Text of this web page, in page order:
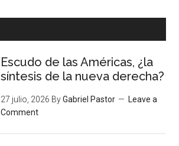
Escudo de las Américas, ¿la
síntesis de la nueva derecha?
27 julio, 2026 ByGabriel Pastor
Leave a
Comment